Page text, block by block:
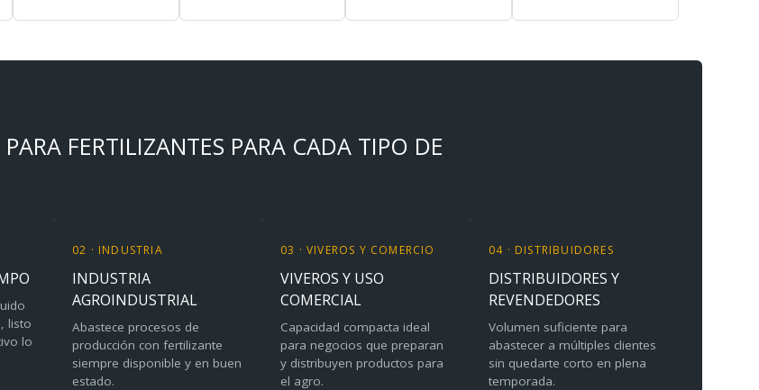
FERTILIZANTES PARA CADA TIPO DE
listo
lo
02 · INDUSTRIA
INDUSTRIA
AGROINDUSTRIAL
Abastece procesos de
producción con fertilizante
siempre disponible y en buen
estado.
03 · VIVEROS Y COMERCIO
VIVEROS Y USO
COMERCIAL
Capacidad compacta ideal
para negocios que preparan
y distribuyen productos para
el agro.
04 · DISTRIBUIDORES
DISTRIBUIDORES Y
REVENDEDORES
Volumen suficiente para
abastecer a múltiples clientes
sin quedarte corto en plena
temporada.